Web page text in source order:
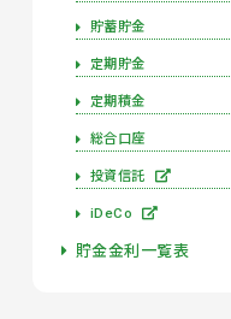
貯蓄貯金
定期貯金
定期積金
総合口座
投資信託
iDeCo
貯金金利一覧表